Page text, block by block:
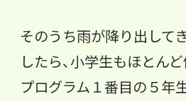
そのうち雨が降り出して
したら、小学生もほとんど
プログラム１番目の５年